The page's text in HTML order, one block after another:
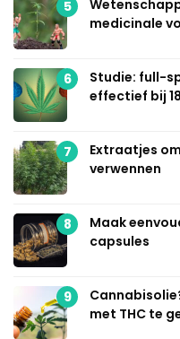
5
medicinale
6
Studie: full-
effectief bij
7
Extraatjes
verwennen
8
Maak
capsules
9
met THC te